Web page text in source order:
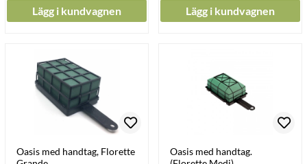
Lägg i kundvagnen Lägg i kundvagnen
Oasis med handtag, Florette
Oasis med handtag.